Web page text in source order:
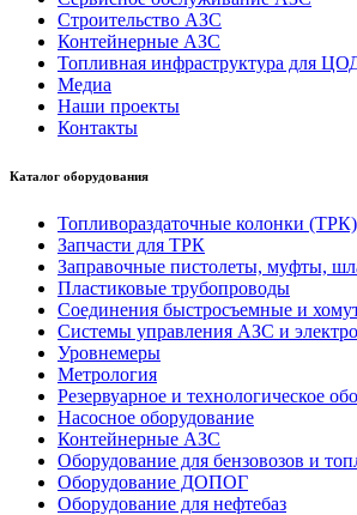
Строительство АЗС
Контейнерные АЗС
Топливная инфраструктура для
Медиа
Наши проекты
Контакты
Каталог оборудования
Топливораздаточные колонки (ТРК)
Запчасти для ТРК
Заправочные пистолеты, муфты,
Пластиковые трубопроводы
Соединения быстросъемные и
Системы управления АЗС и
Уровнемеры
Метрология
Резервуарное и технологическое
Насосное оборудование
Контейнерные АЗС
Оборудование для бензовозов и
Оборудование ДОПОГ
Оборудование для нефтебаз